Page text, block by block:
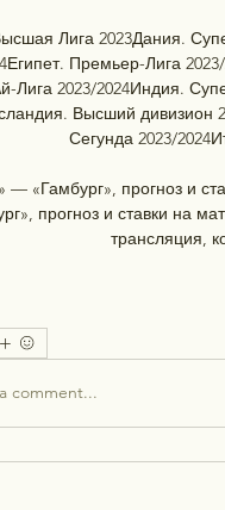
Лига 2023Дания.
Премьер-Лига
Лига 2023/2024Индия.
Высший дивизион
Сегунда 2023/
— «Гамбург», прогноз и
прогноз и ставки на
трансляция,
comment...